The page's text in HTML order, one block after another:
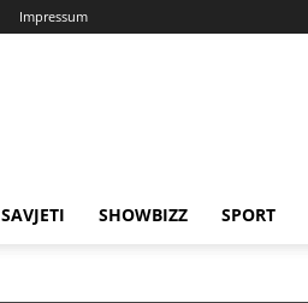
Impressum
SAVJETI SHOWBIZZ SPORT